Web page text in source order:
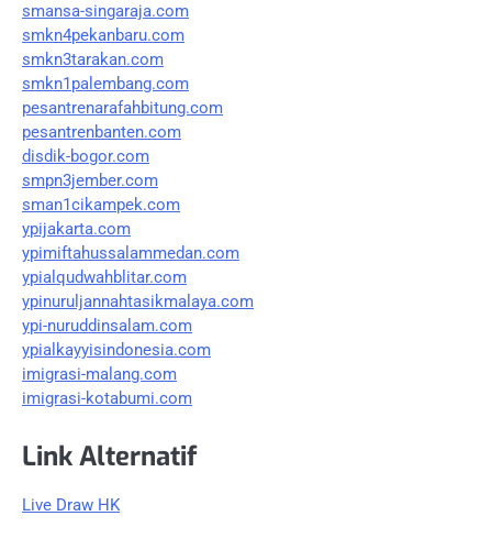
smansa-singaraja.com
smkn4pekanbaru.com
smkn3tarakan.com
smkn1palembang.com
pesantrenarafahbitung.com
pesantrenbanten.com
disdik-bogor.com
smpn3jember.com
sman1cikampek.com
ypijakarta.com
ypimiftahussalammedan.com
ypialqudwahblitar.com
ypinuruljannahtasikmalaya.com
ypi-nuruddinsalam.com
ypialkayyisindonesia.com
imigrasi-malang.com
imigrasi-kotabumi.com
Link Alternatif
Live Draw HK